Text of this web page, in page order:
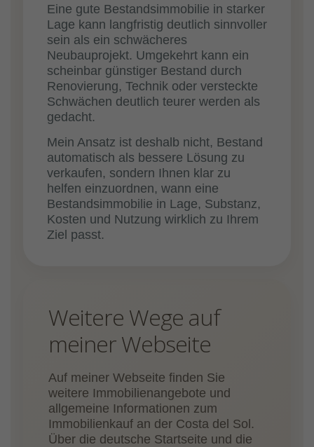
Eine gute Bestandsimmobilie in starker
Lage kann langfristig deutlich sinnvoller
sein als ein schwächeres
Neubauprojekt. Umgekehrt kann ein
scheinbar günstiger Bestand durch
Renovierung, Technik oder versteckte
Schwächen deutlich teurer werden als
gedacht.
Mein Ansatz ist deshalb nicht, Bestand
automatisch als bessere Lösung zu
verkaufen, sondern Ihnen klar zu
helfen einzuordnen, wann eine
Bestandsimmobilie in Lage, Substanz,
Kosten und Nutzung wirklich zu Ihrem
Ziel passt.
Weitere Wege auf
meiner Webseite
Auf meiner Webseite finden Sie
weitere Immobilienangebote und
allgemeine Informationen zum
Immobilienkauf an der Costa del Sol.
Über die deutsche Startseite und die